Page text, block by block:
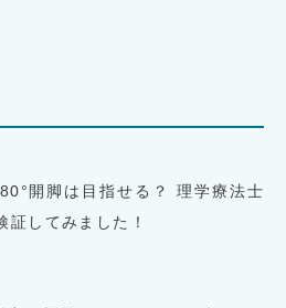
開脚は目指せる？ 理学療法士
証してみました！